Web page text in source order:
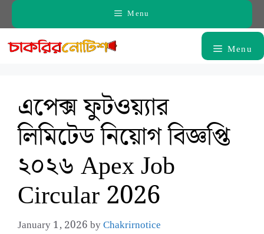
Skip
Menu
Menu
এপেক্স ফুটওয়্যার
লিমিটেড নিয়োগ বিজ্ঞপ্তি
২০২৬ Apex Job
Circular 2026
January 1, 2026byChakrirnotice